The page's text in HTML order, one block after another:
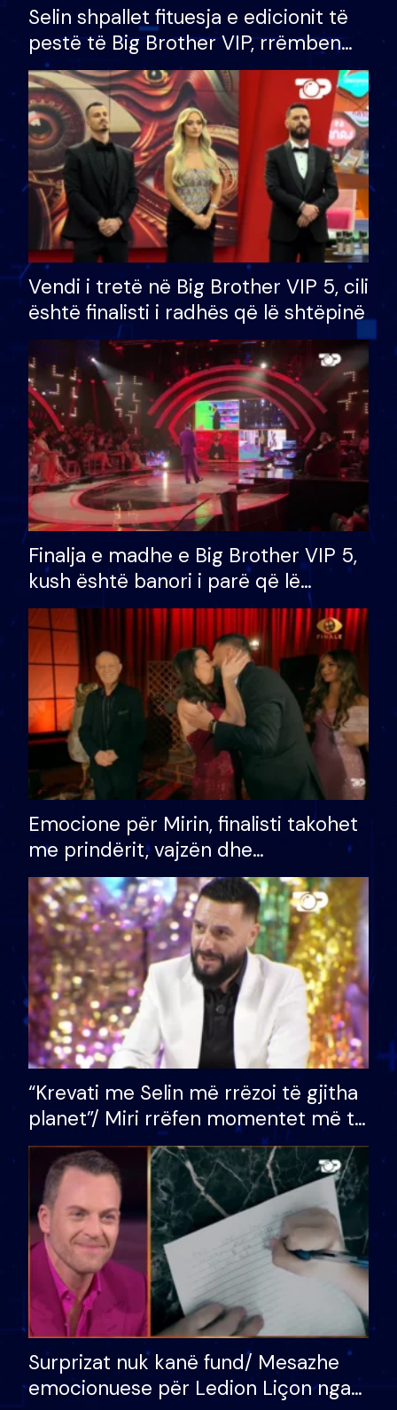
Selin shpallet fituesja e edicionit të
pestë të Big Brother VIP, rrëmben
çmimin e madh prej 100 mijë eurosh
Vendi i tretë në Big Brother VIP 5, cili
është finalisti i radhës që lë shtëpinë
Finalja e madhe e Big Brother VIP 5,
kush është banori i parë që lë
shtëpinë dhe humb mundësinë për
të fituar çmimin e madh
Emocione për Mirin, finalisti takohet
me prindërit, vajzën dhe
bashkëshorten: S’kemi ndonjë letër
divorci apo jo?
“Krevati me Selin më rrëzoi të gjitha
planet”/ Miri rrëfen momentet më të
bukura në shtëpinë e BB VIP: Do më
mungojë zilja e mëngjesit kur…
Surprizat nuk kanë fund/ Mesazhe
emocionuese për Ledion Liçon nga